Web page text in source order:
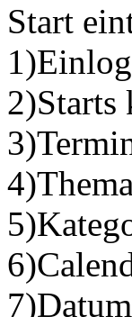
Start
2)Starts